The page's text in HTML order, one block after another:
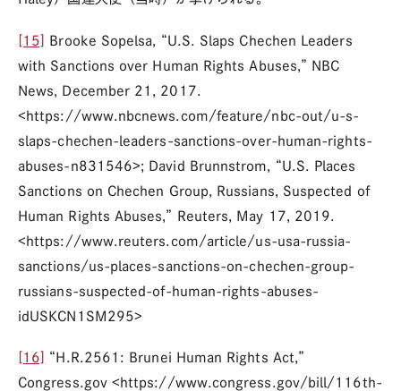
[15] Brooke Sopelsa, “U.S. Slaps Chechen Leaders
with Sanctions over Human Rights Abuses,” NBC
News, December 21, 2017.
<https://www.nbcnews.com/feature/nbc-out/u-s-
slaps-chechen-leaders-sanctions-over-human-rights-
abuses-n831546>; David Brunnstrom, “U.S. Places
Sanctions on Chechen Group, Russians, Suspected of
Human Rights Abuses,” Reuters, May 17, 2019.
<https://www.reuters.com/article/us-usa-russia-
sanctions/us-places-sanctions-on-chechen-group-
russians-suspected-of-human-rights-abuses-
idUSKCN1SM295>
[16]
“H.R.2561: Brunei Human Rights Act,”
Congress.gov <https://www.congress.gov/bill/116th-